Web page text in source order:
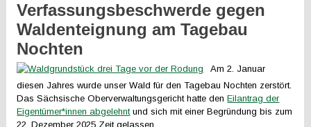
Verfassungsbeschwerde gegen
Waldenteignung am Tagebau
Nochten
Am 2. Januar
diesen Jahres wurde unser Wald für den Tagebau Nochten zerstört.
Das Sächsische Oberverwaltungsgericht hatte denEilantrag der
Eigentümer*innen abgelehntund sich mit einer Begründung bis zum
22. Dezember 2025 Zeit gelassen.